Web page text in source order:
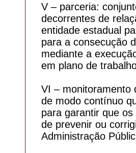
V – parceria:
decorrentes de
entidade estadual
para a consecução
mediante a
em plano de
VI – monitoramento
de modo contínuo
para garantir que
de prevenir ou
Administração